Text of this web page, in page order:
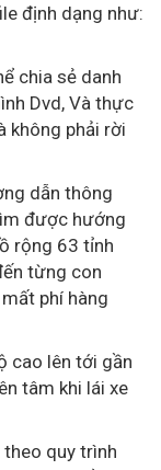
định dạng như:
chia sẻ danh
Dvd, Và thực
không phải rời
dẫn thông
được hướng
rộng 63 tỉnh
từng con
phí hàng
cao lên tới gần
tâm khi lái xe
quy trình